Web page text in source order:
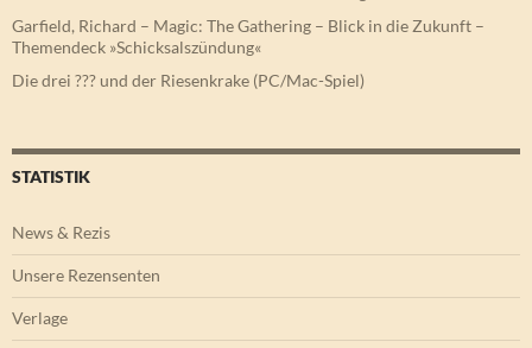
Garfield, Richard – Magic: The Gathering – Blick in die Zukunft –
Themendeck »Schicksalszündung«
Die drei ??? und der Riesenkrake (PC/Mac-Spiel)
STATISTIK
News & Rezis
Unsere Rezensenten
Verlage